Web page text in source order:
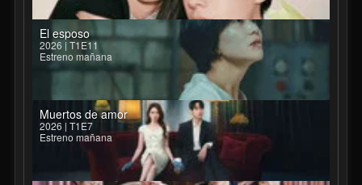
El esposo
2026 | T1E11
Estreno mañana
Muertos de amor
2026 | T1E7
Estreno mañana